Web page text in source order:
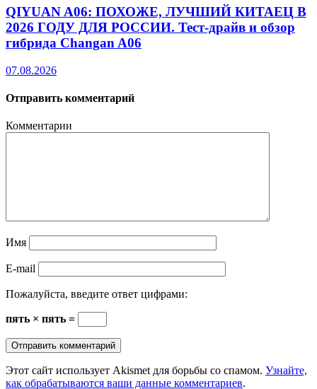
QIYUAN A06: ПОХОЖЕ, ЛУЧШИЙ КИТАЕЦ В
2026 ГОДУ ДЛЯ РОССИИ. Тест-драйв и обзор
гибрида Changan A06
07.08.2026
Отправить комментарий
Комментарии
Имя
E-mail
Пожалуйста, введите ответ цифрами:
пять × пять =
Этот сайт использует Akismet для борьбы со спамом. Узнайте,
как обрабатываются ваши данные комментариев.